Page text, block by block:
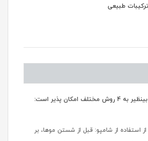
امکان پذیر است:
استفاده از شامپو: قبل از شستن موها، بر